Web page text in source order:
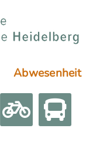
Abwesenheit